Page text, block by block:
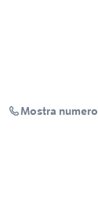
Mostra numero